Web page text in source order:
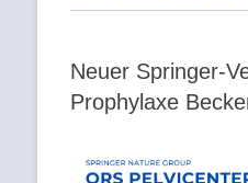
Neuer Springer-
Prophylaxe